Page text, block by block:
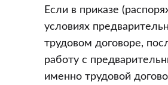
Если в приказе
условиях
трудовом договоре,
работу с
именно трудовой